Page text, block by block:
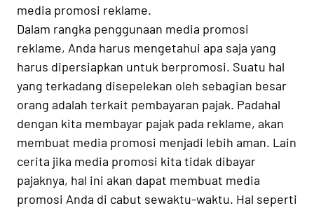
media promosi reklame.
Dalam rangka penggunaan media promosi
reklame, Anda harus mengetahui apa saja yang
harus dipersiapkan untuk berpromosi. Suatu hal
yang terkadang disepelekan oleh sebagian besar
orang adalah terkait pembayaran pajak. Padahal
dengan kita membayar pajak pada reklame, akan
membuat media promosi menjadi lebih aman. Lain
cerita jika media promosi kita tidak dibayar
pajaknya, hal ini akan dapat membuat media
promosi Anda di cabut sewaktu-waktu. Hal seperti